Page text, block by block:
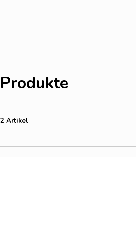
Produkte
2 Artikel